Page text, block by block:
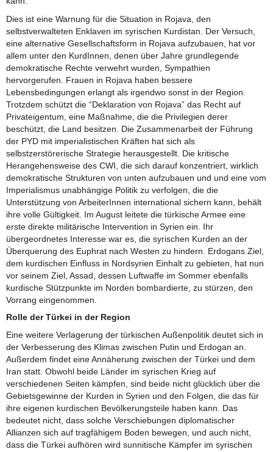
Dies ist eine Warnung für die Situation in Rojava, den
selbstverwalteten Enklaven im syrischen Kurdistan. Der Versuch,
eine alternative Gesellschaftsform in Rojava aufzubauen, hat vor
allem unter den KurdInnen, denen über Jahre grundlegende
demokratische Rechte verwehrt wurden, Sympathien
hervorgerufen. Frauen in Rojava haben bessere
Lebensbedingungen erlangt als irgendwo sonst in der Region.
Trotzdem schützt die “Deklaration von Rojava” das Recht auf
Privateigentum, eine Maßnahme, die die Privilegien derer
beschützt, die Land besitzen. Die Zusammenarbeit der Führung
der PYD mit imperialistischen Kräften hat sich als
selbstzerstörerische Strategie herausgestellt. Die kritische
Herangehensweise des CWI, die sich darauf konzentriert, wirklich
demokratische Strukturen von unten aufzubauen und und eine vom
Imperialismus unabhängige Politik zu verfolgen, die die
Unterstützung von ArbeiterInnen international sichern kann, behält
ihre volle Gültigkeit. Im August leitete die türkische Armee eine
erste direkte militärische Intervention in Syrien ein. Ihr
übergeordnetes Interesse war es, die syrischen Kurden an der
Überquerung des Euphrat nach Westen zu hindern. Erdogans Ziel,
dem kurdischen Einfluss in Nordsyrien Einhalt zu gebieten, hat nun
vor seinem Ziel, Assad, dessen Luftwaffe im Sommer ebenfalls
kurdische Stützpunkte im Norden bombardierte, zu stürzen, den
Vorrang eingenommen.
Rolle der Türkei in der Region
Eine weitere Verlagerung der türkischen Außenpolitik deutet sich in
der Verbesserung des Klimas zwischen Putin und Erdogan an.
Außerdem findet eine Annäherung zwischen der Türkei und dem
Iran statt. Obwohl beide Länder im syrischen Krieg auf
verschiedenen Seiten kämpfen, sind beide nicht glücklich über die
Gebietsgewinne der Kurden in Syrien und den Folgen, die das für
ihre eigenen kurdischen Bevölkerungsteile haben kann. Das
bedeutet nicht, dass solche Verschiebungen diplomatischer
Allianzen sich auf tragfähigem Boden bewegen, und auch nicht,
dass die Türkei aufhören wird sunnitische Kämpfer im syrischen